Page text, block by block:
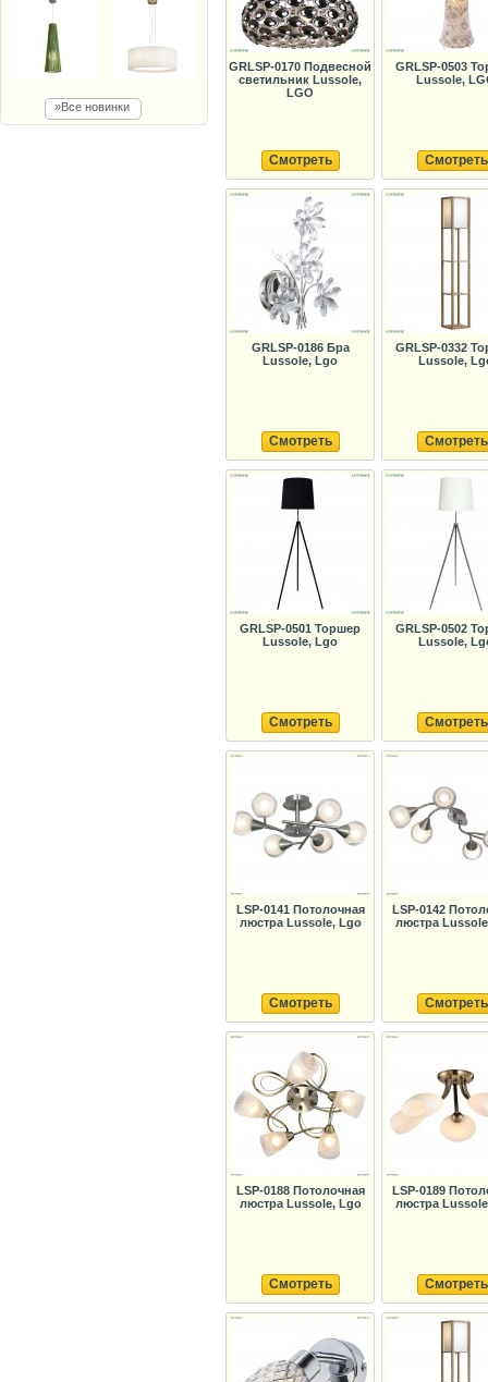
»Все новинки
GRLSP-0170 Подвесной
светильник Lussole,
LGO
Смотреть
GRLSP-0503
Lussole,
Смотреть
GRLSP-0186 Бра
Lussole, Lgo
Смотреть
GRLSP-0332
Lussole,
Смотреть
GRLSP-0501 Торшер
Lussole, Lgo
Смотреть
GRLSP-0502
Lussole,
Смотреть
LSP-0141 Потолочная
люстра Lussole, Lgo
Смотреть
LSP-0142
люстра
Смотреть
LSP-0188 Потолочная
люстра Lussole, Lgo
Смотреть
LSP-0189
люстра
Смотреть